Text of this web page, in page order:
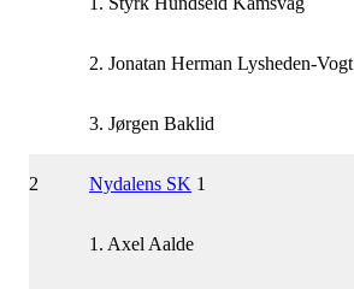
2. Jonatan Herman Lysheden-Vogt
3. Jørgen Baklid
2 Nydalens SK 1
1. Axel Aalde